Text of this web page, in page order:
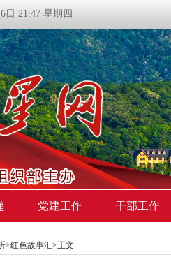
日 21:47 星期四
党建工作 干部工作
>红色故事汇>正文